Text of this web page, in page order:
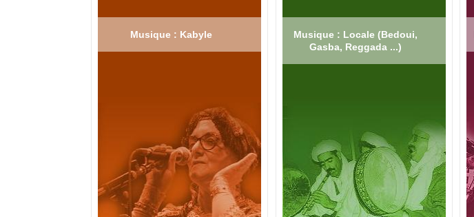
Musique : Kabyle
Musique : Locale (Bedoui,
Gasba, Reggada ...)